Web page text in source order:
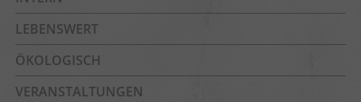
LEBENSWERT
ÖKOLOGISCH
VERANSTALTUNGEN